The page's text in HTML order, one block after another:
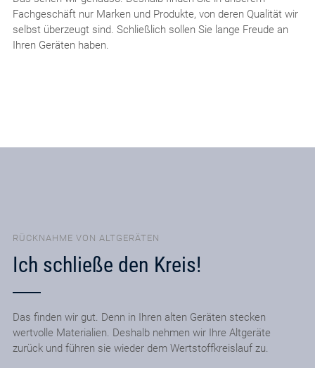
Fachgeschäft nur Marken und Produkte, von deren Qualität wir
selbst überzeugt sind. Schließlich sollen Sie lange Freude an
Ihren Geräten haben.
RÜCKNAHME VON ALTGERÄTEN
Ich schließe den Kreis!
Das finden wir gut. Denn in Ihren alten Geräten stecken
wertvolle Materialien. Deshalb nehmen wir Ihre Altgeräte
zurück und führen sie wieder dem Wertstoffkreislauf zu.